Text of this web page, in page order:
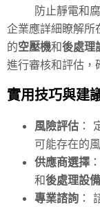
防止靜電和
企業應詳細瞭解所
的空壓機和後處理
進行審核和評估，
實用技巧與建
風險評估 ：
可能存在的
供應商選擇
和後處理設備
專業諮詢 ：